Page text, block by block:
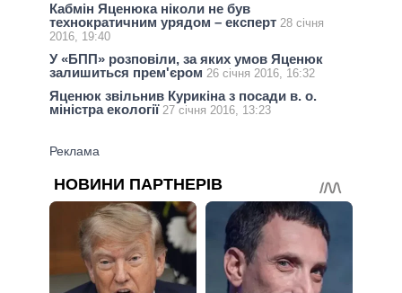
Кабмін Яценюка ніколи не був
технократичним урядом – експерт 28 січня
2016, 19:40
У «БПП» розповіли, за яких умов Яценюк
залишиться прем'єром 26 січня 2016, 16:32
Яценюк звільнив Курикіна з посади в. о.
міністра екології 27 січня 2016, 13:23